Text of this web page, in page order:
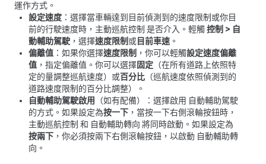
運作方式。
設定速度 ：選擇當車輛達到目前偵測到的速度限制或你目
前的行駛速度時， 主動巡航控制 是否介入。輕觸 控制 > 自
動輔助駕駛 ，選擇速度限制 或 目前車速 。
偏離值 ：如果你選擇速度限制 ，你可以輕觸設定速度偏離
值 ，指定偏離值。你可以選擇固定 （在所有道路上依照特
定的量調整巡航速度）或百分比 （巡航速度依照偵測到的
道路速度限制的百分比調整）。
自動輔助駕駛啟用
（如有配備） ：選擇啟用 自動輔助駕駛
的方式。如果設定為按一下 ，當按一下右側滾輪按鈕時，
主動巡航控制 和 自動輔助轉向 將同時啟動。如果設定為
按兩下 ，你必須按兩下右側滾輪按鈕，以啟動 自動輔助轉
向 。